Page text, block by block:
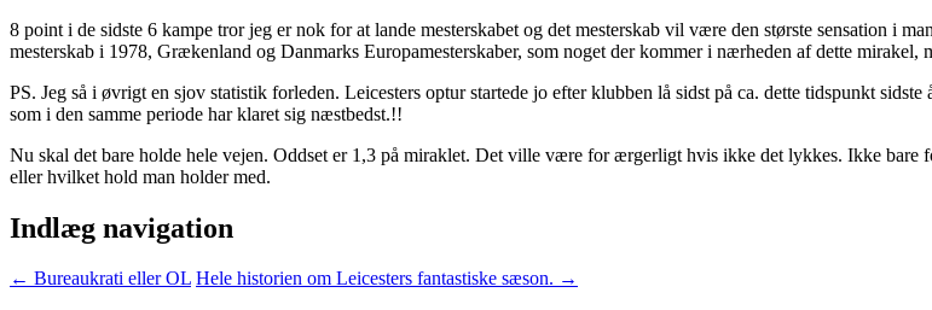
8 point i de sidste 6 kampe tror jeg er nok for at lande mesterskabet og det mesterskab vil være den største sensation i
mesterskab i 1978, Grækenland og Danmarks Europamesterskaber, som noget der kommer i nærheden af dette mirakel,
PS. Jeg så i øvrigt en sjov statistik forleden. Leicesters optur startede jo efter klubben lå sidst på ca. dette tidspunkt
som i den samme periode har klaret sig næstbedst.!!
Nu skal det bare holde hele vejen. Oddset er 1,3 på miraklet. Det ville være for ærgerligt hvis ikke det lykkes. Ikke bare
eller hvilket hold man holder med.
Indlæg navigation
← Bureaukrati eller OL Hele historien om Leicesters fantastiske sæson. →